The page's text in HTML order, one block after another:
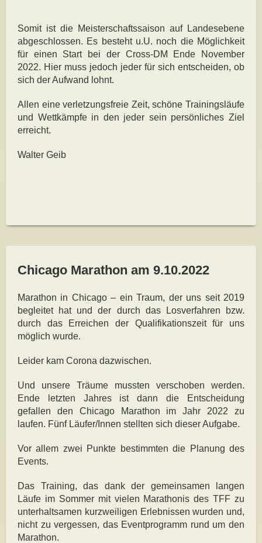
Somit ist die Meisterschaftssaison auf Landesebene
abgeschlossen. Es besteht u.U. noch die Möglichkeit
für einen Start bei der Cross-DM Ende November
2022. Hier muss jedoch jeder für sich entscheiden, ob
sich der Aufwand lohnt.
Allen eine verletzungsfreie Zeit, schöne Trainingsläufe
und Wettkämpfe in den jeder sein persönliches Ziel
erreicht.
Walter Geib
Chicago Marathon am 9.10.2022
Marathon in Chicago – ein Traum, der uns seit 2019
begleitet hat und der durch das Losverfahren bzw.
durch das Erreichen der Qualifikationszeit für uns
möglich wurde.
Leider kam Corona dazwischen.
Und unsere Träume mussten verschoben werden.
Ende letzten Jahres ist dann die Entscheidung
gefallen den Chicago Marathon im Jahr 2022 zu
laufen. Fünf Läufer/Innen stellten sich dieser Aufgabe.
Vor allem zwei Punkte bestimmten die Planung des
Events.
Das Training, das dank der gemeinsamen langen
Läufe im Sommer mit vielen Marathonis des TFF zu
unterhaltsamen kurzweiligen Erlebnissen wurden und,
nicht zu vergessen, das Eventprogramm rund um den
Marathon.